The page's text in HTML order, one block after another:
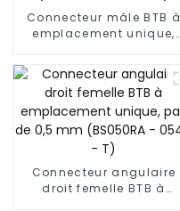
Connecteur mâle BTB à
emplacement unique,
robinet (BP050SA - 0330
- T)
Connecteur angulaire
droit femelle BTB à